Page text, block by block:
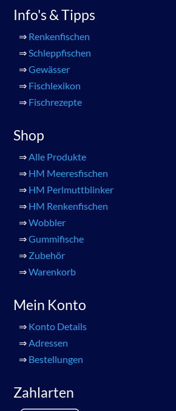
Info's & Tipps
⇒ Renkenfischen
⇒Schleppfischen
⇒Gewässer
⇒ Fischlexikon
⇒ Fischrezepte
Shop
⇒Alle Produkte
⇒ HM Meeresfischen
⇒ HM Perlmuttblinker
⇒ HM Renkenfischen
⇒Wobbler
⇒Gummifische
⇒ Zubehör
⇒Warenkorb
Mein Konto
⇒ Konto Details
⇒Adressen
⇒ Bestellungen
Zahlarten